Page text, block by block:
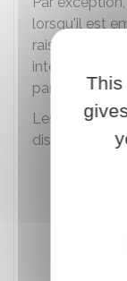
lorsqu'il est
raison de la
interrompre
par exemple).
Les autres
dispositions
Ou,